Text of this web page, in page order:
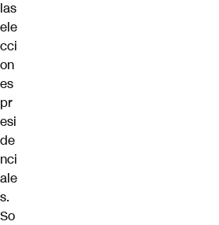
las
ele
cci
on
es
pr
esi
de
nci
ale
s.
So